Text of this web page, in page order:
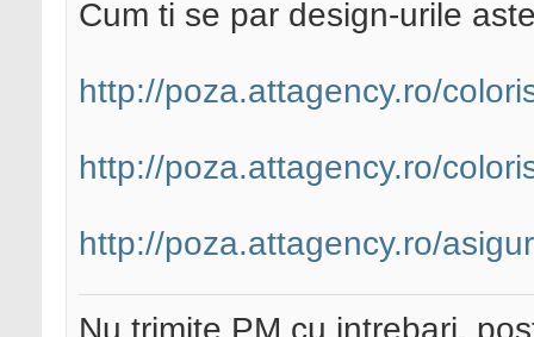
Cum ti se par design-urile
http://poza.attagency.ro/
http://poza.attagency.ro/
http://poza.attagency.ro/